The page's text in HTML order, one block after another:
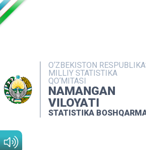
O‘ZBEKISTON
MILLIY STATISTIKA
QO‘MITASI
NAMANGAN
VILOYATI
STATISTIKA
NASHRLAR
INTERAKTIV
MATBUOT XIZMATI
MUROJAATLAR